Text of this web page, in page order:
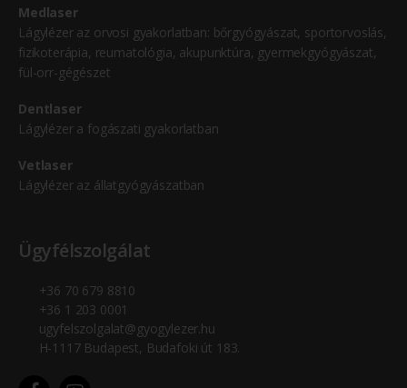
Medlaser
Lágylézer az orvosi gyakorlatban: bőrgyógyászat, sportorvoslás,
fizikoterápia, reumatológia, akupunktúra, gyermekgyógyászat,
fül-orr-gégészet
Dentlaser
Lágylézer a fogászati gyakorlatban
Vetlaser
Lágylézer az állatgyógyászatban
Ügyfélszolgálat
+36 70 679 8810
+36 1 203 0001
ugyfelszolgalat@gyogylezer.hu
H-1117 Budapest, Budafoki út 183.